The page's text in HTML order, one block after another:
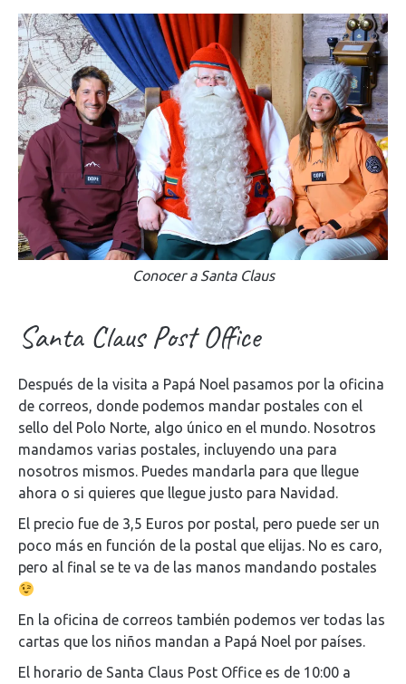
Conocer a Santa Claus
Santa Claus Post Office
Después de la visita a Papá Noel pasamos por la oficina
de correos, donde podemos mandar postales con el
sello del Polo Norte, algo único en el mundo. Nosotros
mandamos varias postales, incluyendo una para
nosotros mismos. Puedes mandarla para que llegue
ahora o si quieres que llegue justo para Navidad.
El precio fue de 3,5 Euros por postal, pero puede ser un
poco más en función de la postal que elijas. No es caro,
pero al final se te va de las manos mandando postales
En la oficina de correos también podemos ver todas las
cartas que los niños mandan a Papá Noel por países.
El horario de Santa Claus Post Office es de 10:00 a